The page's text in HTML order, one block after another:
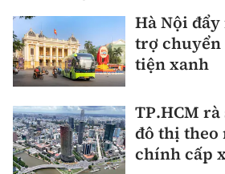
Hà Nội
trợ
tiện xanh
TP.HCM
đô thị theo
chính cấp